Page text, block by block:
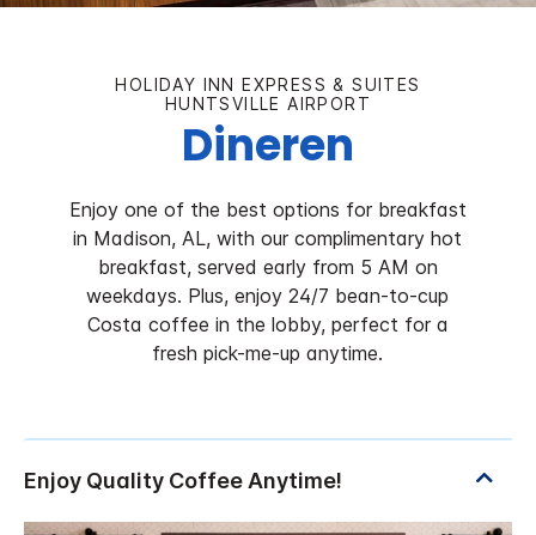
HOLIDAY INN EXPRESS & SUITES
HUNTSVILLE AIRPORT
Dineren
Enjoy one of the best options for breakfast
in Madison, AL, with our complimentary hot
breakfast, served early from 5 AM on
weekdays. Plus, enjoy 24/7 bean-to-cup
Costa coffee in the lobby, perfect for a
fresh pick-me-up anytime.